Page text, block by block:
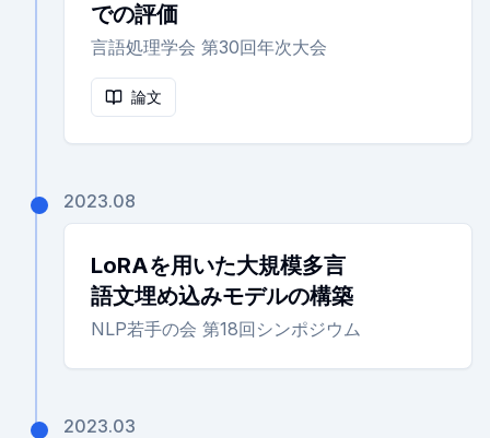
での評価
言語処理学会 第30回年次大会
論文
2023.08
LoRAを用いた大規模多言
語文埋め込みモデルの構築
NLP若手の会 第18回シンポジウム
2023.03